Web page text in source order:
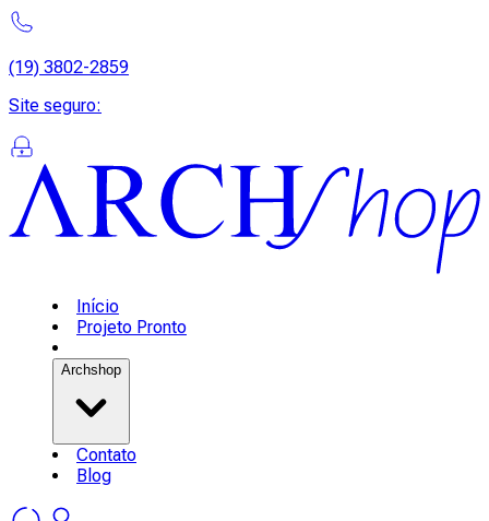
(19) 3802-2859
Site seguro:
Início
Projeto Pronto
Archshop
Contato
Blog